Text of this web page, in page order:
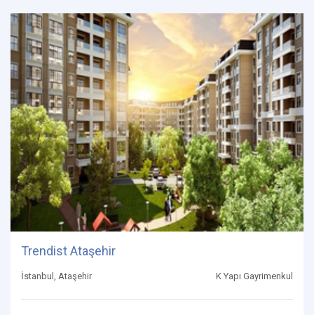
Trendist Ataşehir
İstanbul, Ataşehir K Yapı Gayrimenkul